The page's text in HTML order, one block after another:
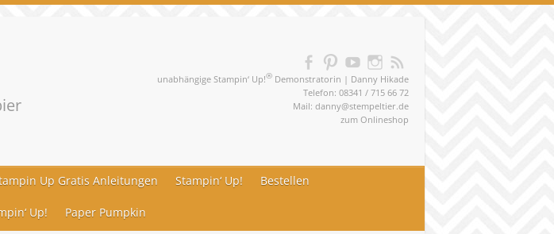
unabhängige Stampin‘ Up!® Demonstratorin | Danny Hikade
Telefon: 08341 / 715 66 72
Mail: danny@stempeltier.de
zum Onlineshop
Up Gratis Anleitungen Stampin‘ Up! Bestellen
Up! Paper Pumpkin